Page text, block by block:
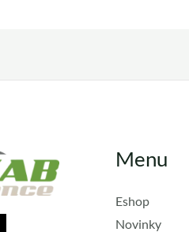
Menu
Eshop
Novinky